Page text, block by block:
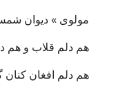
مولوی » دیوان شمس
هم دلم قلاب و
هم دلم افغان کنان